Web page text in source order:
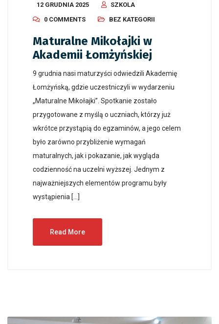
12 GRUDNIA 2025
SZKOLA
0 COMMENTS
BEZ KATEGORII
Maturalne Mikołajki w
Akademii Łomżyńskiej
9 grudnia nasi maturzyści odwiedzili Akademię
Łomżyńską, gdzie uczestniczyli w wydarzeniu
„Maturalne Mikołajki”. Spotkanie zostało
przygotowane z myślą o uczniach, którzy już
wkrótce przystąpią do egzaminów, a jego celem
było zarówno przybliżenie wymagań
maturalnych, jak i pokazanie, jak wygląda
codzienność na uczelni wyższej. Jednym z
najważniejszych elementów programu były
wystąpienia […]
Read More